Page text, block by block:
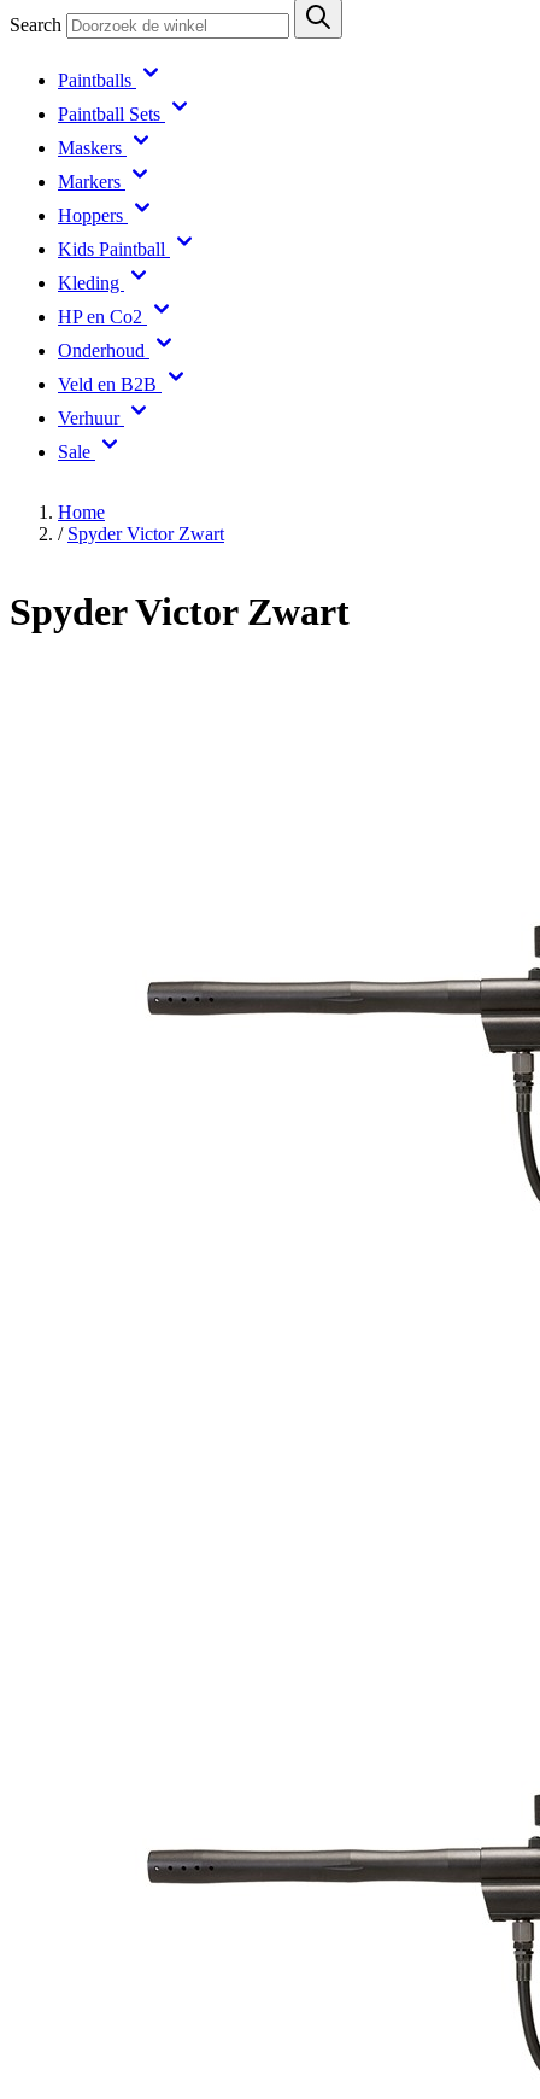
Search
Paintballs
Paintball Sets
Maskers
Markers
Hoppers
Kids Paintball
Kleding
HP en Co2
Onderhoud
Veld en B2B
Verhuur
Sale
Home
/ Spyder Victor Zwart
Spyder Victor Zwart